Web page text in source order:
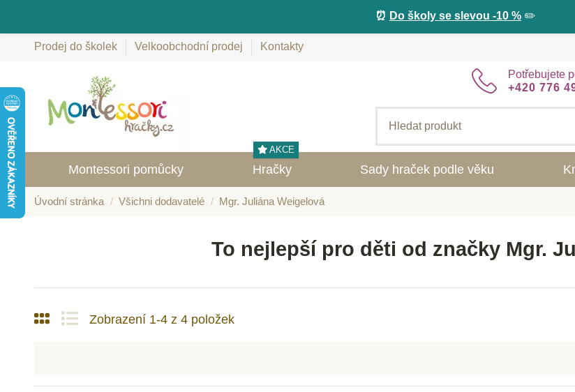
⏰ Do školy se slevou -10 % ✏️
Prodej do školek Velkoobchodní prodej Kontakty
Potřebujete
+420 776
Montessori pomůcky Hračky
AKCE
Sady hraček podle věku
Úvodní stránka Všichni dodavatelé Mgr. Juliána Weigelová
To nejlepší pro děti od značky Mgr.
Zobrazení 1-4 z 4 položek